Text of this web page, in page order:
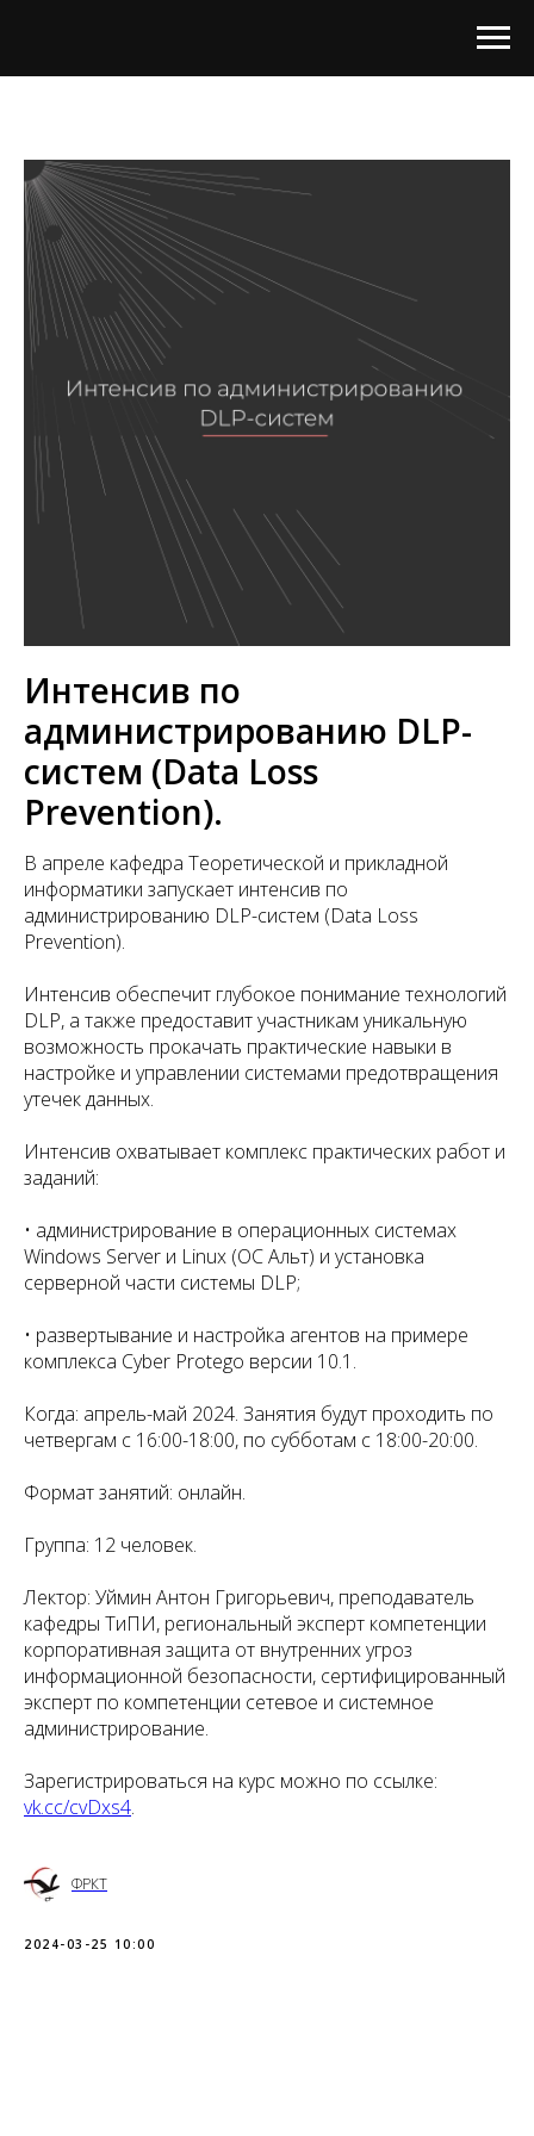
Интенсив по
администрированию DLP-
систем (Data Loss
Prevention).
В апреле кафедра Теоретической и прикладной
информатики запускает интенсив по
администрированию DLP-систем (Data Loss
Prevention).
Интенсив обеспечит глубокое понимание технологий
DLP, а также предоставит участникам уникальную
возможность прокачать практические навыки в
настройке и управлении системами предотвращения
утечек данных.
Интенсив охватывает комплекс практических работ и
заданий:
• администрирование в операционных системах
Windows Server и Linux (ОС Альт) и установка
серверной части системы DLP;
• развертывание и настройка агентов на примере
комплекса Cyber Protego версии 10.1.
Когда: апрель-май 2024. Занятия будут проходить по
четвергам с 16:00-18:00, по субботам с 18:00-20:00.
Формат занятий: онлайн.
Группа: 12 человек.
Лектор: Уймин Антон Григорьевич, преподаватель
кафедры ТиПИ, региональный эксперт компетенции
корпоративная защита от внутренних угроз
информационной безопасности, сертифицированный
эксперт по компетенции сетевое и системное
администрирование.
Зарегистрироваться на курс можно по ссылке:
vk.cc/cvDxs4.
ФРКТ
2024-03-25 10:00